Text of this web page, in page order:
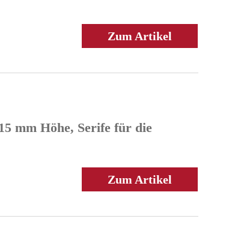
Zum Artikel
mm Höhe, Serife für die
Zum Artikel